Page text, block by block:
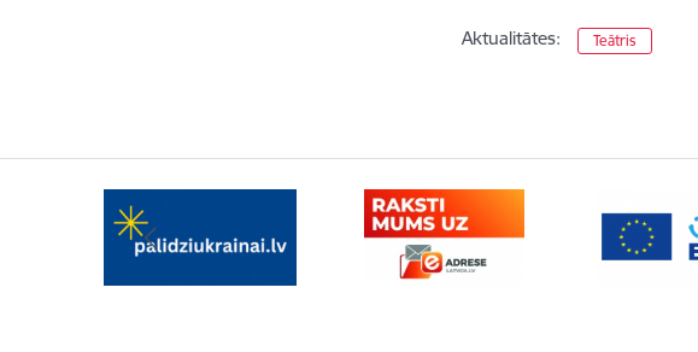
Aktualitātes: Teātris